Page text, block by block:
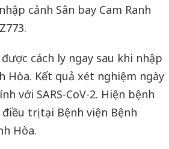
cảnh Sân bay Cam Ranh
cách ly ngay sau khi nhập
Hòa. Kết quả xét nghiệm ngày
với SARS-CoV-2. Hiện bệnh
trị tại Bệnh viện Bệnh
Hòa.